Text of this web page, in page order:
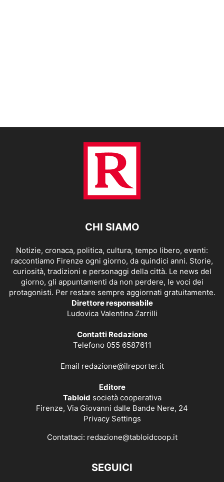
CHI SIAMO
Notizie, cronaca, politica, cultura, tempo libero, eventi:
raccontiamo Firenze ogni giorno, da quindici anni. Storie,
curiosità, tradizioni e personaggi della città. Le news del
giorno, gli appuntamenti da non perdere, le voci dei
protagonisti. Per restare sempre aggiornati gratuitamente.
Direttore responsabile
Ludovica Valentina Zarrilli
Contatti Redazione
Telefono 055 6587611
Email redazione@ilreporter.it
Editore
Tabloid società cooperativa
Firenze, Via Giovanni dalle Bande Nere, 24
Privacy Settings
Contattaci: redazione@tabloidcoop.it
SEGUICI